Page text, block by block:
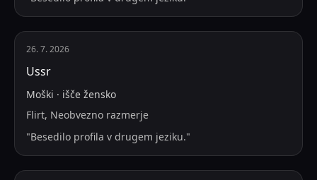
26. 7. 2026
Ussr
Moški · išče žensko
Flirt, Neobvezno razmerje
"Besedilo profila v drugem jeziku."